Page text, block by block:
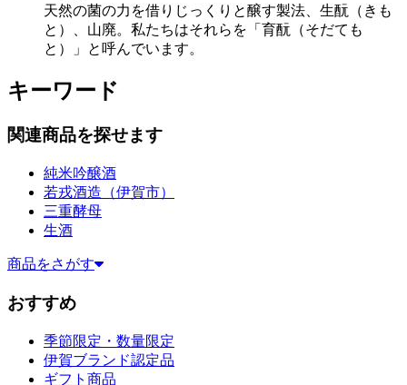
天然の菌の力を借りじっくりと醸す製法、生酛（きも
と）、山廃。私たちはそれらを「育酛（そだても
と）」と呼んでいます。
キーワード
関連商品を探せます
純米吟醸酒
若戎酒造（伊賀市）
三重酵母
生酒
商品をさがす
商品をさがす（2）
おすすめ
季節限定・数量限定
伊賀ブランド認定品
ギフト商品